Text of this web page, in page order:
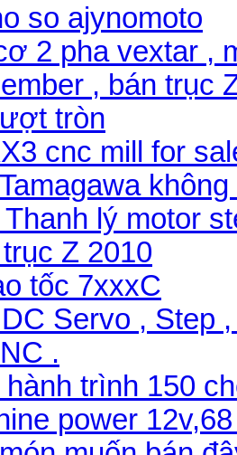
so ajynomoto
2 pha vextar ,
, bán trục
tròn
cnc mill for
lý motor
Z 2010
tốc 7xxxC
Servo , Step
.
trình 150
power